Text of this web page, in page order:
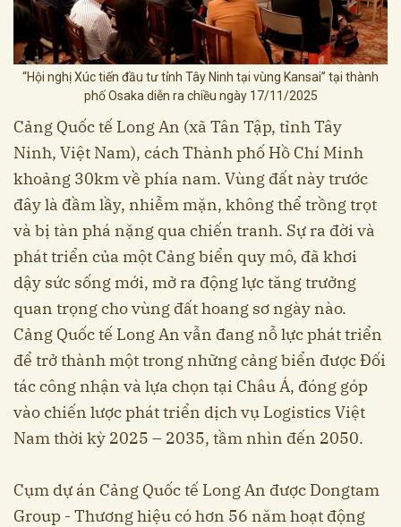
“Hội nghị Xúc tiến đầu tư tỉnh Tây Ninh tại vùng Kansai” tại thành
phố Osaka diễn ra chiều ngày 17/11/2025
Cảng Quốc tế Long An (xã Tân Tập, tỉnh Tây
Ninh, Việt Nam), cách Thành phố Hồ Chí Minh
khoảng 30km về phía nam. Vùng đất này trước
đây là đầm lầy, nhiễm mặn, không thể trồng trọt
và bị tàn phá nặng qua chiến tranh. Sự ra đời và
phát triển của một Cảng biển quy mô, đã khơi
dậy sức sống mới, mở ra động lực tăng trưởng
quan trọng cho vùng đất hoang sơ ngày nào.
Cảng Quốc tế Long An vẫn đang nỗ lực phát triển
để trở thành một trong những cảng biển được Đối
tác công nhận và lựa chọn tại Châu Á, đóng góp
vào chiến lược phát triển dịch vụ Logistics Việt
Nam thời kỳ 2025 – 2035, tầm nhìn đến 2050.
Cụm dự án Cảng Quốc tế Long An được Dongtam
Group - Thương hiệu có hơn 56 năm hoạt động